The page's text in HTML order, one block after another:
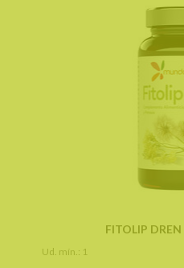
FITOLIP
Ud. mín.: 1